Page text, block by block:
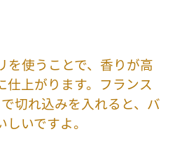
を使うことで、香りが高
仕上がります。フランス
切れ込みを入れると、バ
いですよ。